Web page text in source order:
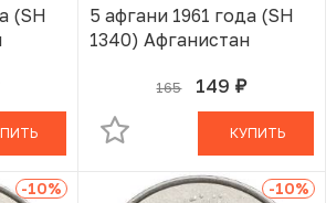
(SH
5 афгани 1961 года (SH
1340) Афганистан
165 149 руб.
В КОРЗИНЕ
КУПИТЬ
-10% -10%